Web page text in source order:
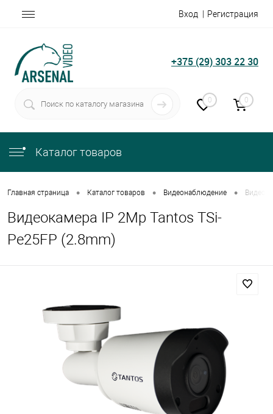
Вход Регистрация
+375 (29) 303 22 30
0 0
Каталог товаров
Главная страница • Каталог товаров • Видеонаблюдение •
Видеокамера IP 2Mp Tantos TSi-
Pe25FP (2.8mm)